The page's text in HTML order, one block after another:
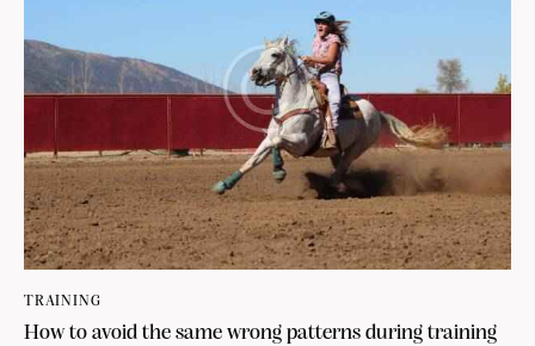
TRAINING
How to avoid the same wrong patterns during training